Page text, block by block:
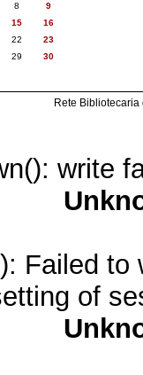
8
9
15
16
22
23
29
30
Rete
write
Failed
of